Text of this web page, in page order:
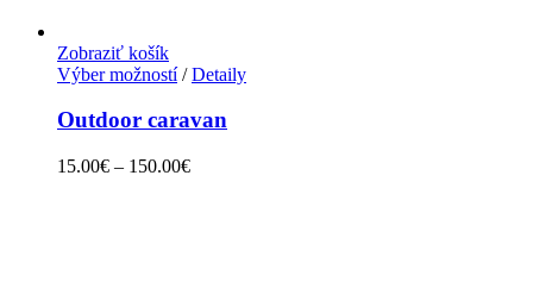
Zobraziť košík
Výber možností/ Detaily
Outdoor caravan
15.00€ – 150.00€